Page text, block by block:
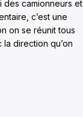
des camionneurs
c’est une
on se réunit tous
direction qu’on